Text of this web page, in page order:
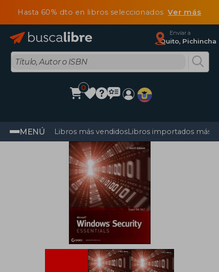
Hasta 60% dto en libros seleccionadosVer más
Enviar a
Quito, Pichincha
0
MENÚ Libros más vendidosLibros importados más